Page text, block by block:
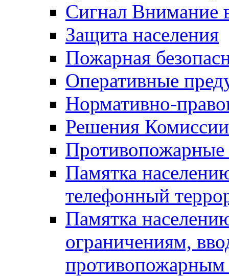
Сигнал Внимание
Защита населения
Пожарная
Оперативные
Нормативно-
Решения
Противопожарные
Памятка
телефонный
Памятка
ограничениям,